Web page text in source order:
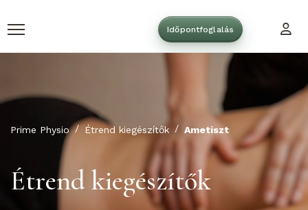
Időpontfoglalás
Étrend kiegészítők
Prime Physio Étrend kiegészítők Ametiszt